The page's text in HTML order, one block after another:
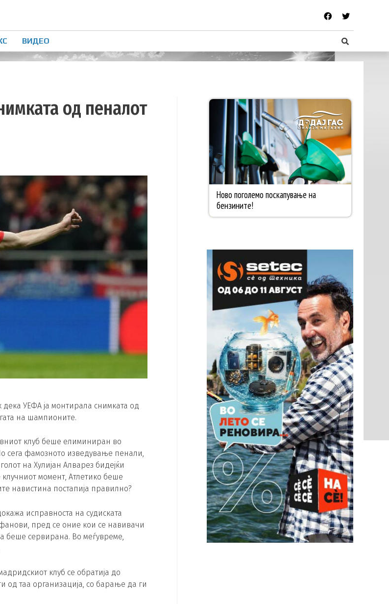
ВИДЕО
од пеналот
УЕФА ја монтирала снимката од
на шампионите.
клуб беше елиминиран во
фамозното изведување пенали,
на Хулијан Алварез бидејќи
момент, Атлетико беше
навистина постапија правилно?
исправноста на судиската
пред се оние кои се навивачи
беше сервирана. Во меѓувреме,
клуб се обратија до
од таа организација, со барање да ги